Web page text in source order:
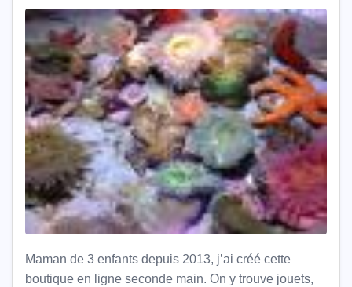
Maman de 3 enfants depuis 2013, j’ai créé cette
boutique en ligne seconde main. On y trouve jouets,